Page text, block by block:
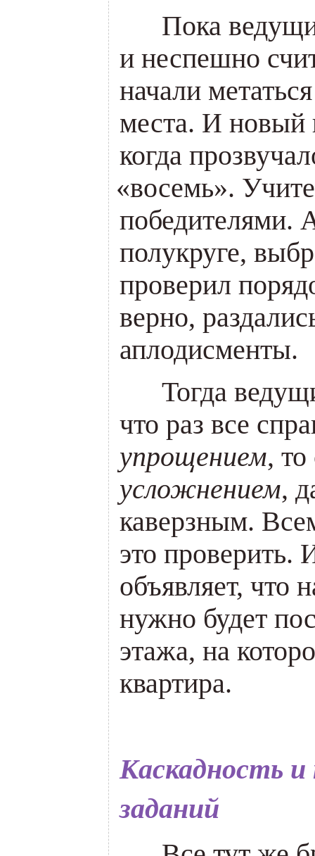
Пока
и неспешно
начали
места. И новый
когда
«восемь».
победителями.
полукруге,
проверил
верно,
аплодисменты.
Тогда
что раз все
упрощением,
усложнением,
каверзным.
это проверить.
объявляет, что
нужно будет
этажа, на
квартира.
Каскадность и
заданий